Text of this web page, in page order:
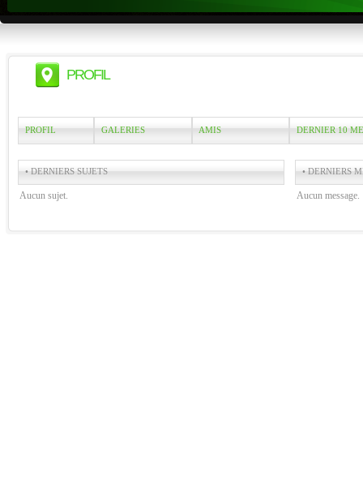
PROFIL
PROFIL GALERIES AMIS DERNIER 10
• DERNIERS SUJETS
Aucun sujet.
• DERNIERS
Aucun message.